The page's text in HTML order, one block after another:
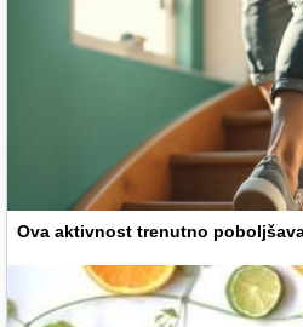
Ova aktivnost trenutno